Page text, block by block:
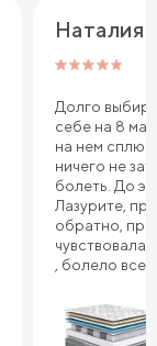
Наталия
Долго
себе на 8
на нем сплю.
ничего не
болеть. До
Лазурите,
обратно,
чувствовала
, болело все
Сонум к
дня .